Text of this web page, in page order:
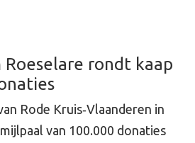
rondt kaap
Rode Kruis‑Vlaanderen in
van 100.000 donaties